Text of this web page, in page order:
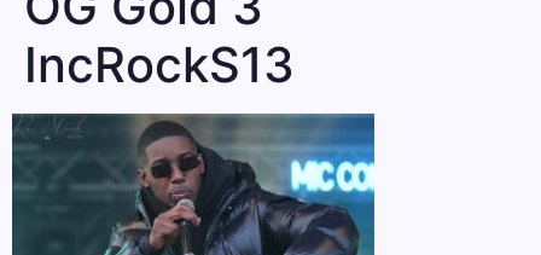
IncRockS13